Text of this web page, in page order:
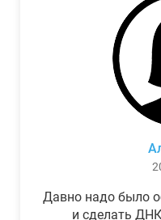
Давно надо было
и сделать